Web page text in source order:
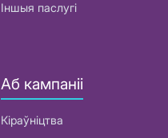
Іншыя паслугі
Аб кампаніі
Кіраўніцтва